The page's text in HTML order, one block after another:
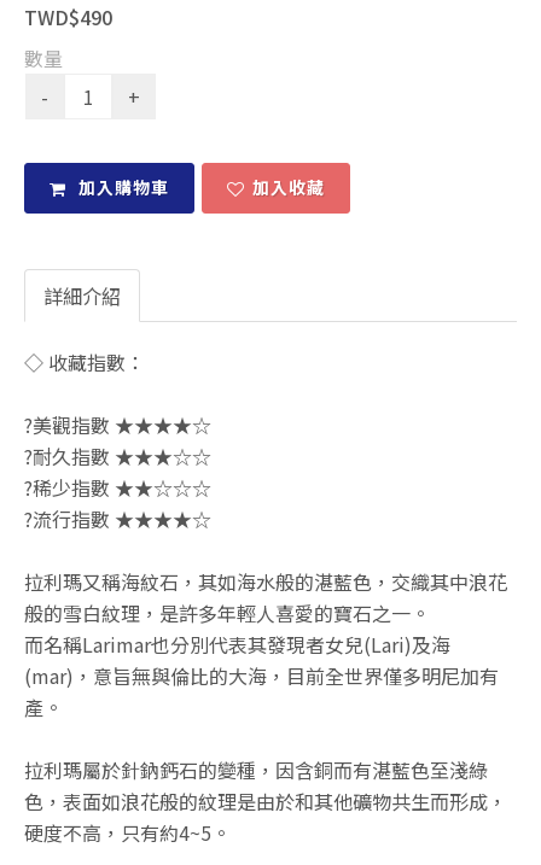
TWD$490
數量
加入購物車 加入收藏
詳細介紹
◇ 收藏指數：
?美觀指數 ★★★★☆
?耐久指數 ★★★☆☆
?稀少指數 ★★☆☆☆
?流行指數 ★★★★☆
拉利瑪又稱海紋石，其如海水般的湛藍色，交織其中浪花
般的雪白紋理，是許多年輕人喜愛的寶石之一。
而名稱Larimar也分別代表其發現者女兒(Lari)及海
(mar)，意旨無與倫比的大海，目前全世界僅多明尼加有
產。
拉利瑪屬於針鈉鈣石的變種，因含銅而有湛藍色至淺綠
色，表面如浪花般的紋理是由於和其他礦物共生而形成，
硬度不高，只有約4~5。